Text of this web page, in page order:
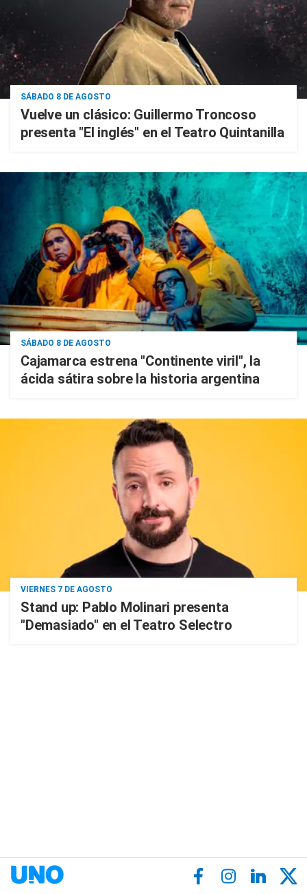
SÁBADO 8 DE AGOSTO
Vuelve un clásico: Guillermo Troncoso
presenta "El inglés" en el Teatro Quintanilla
SÁBADO 8 DE AGOSTO
Cajamarca estrena "Continente viril", la
ácida sátira sobre la historia argentina
VIERNES 7 DE AGOSTO
Stand up: Pablo Molinari presenta
"Demasiado" en el Teatro Selectro